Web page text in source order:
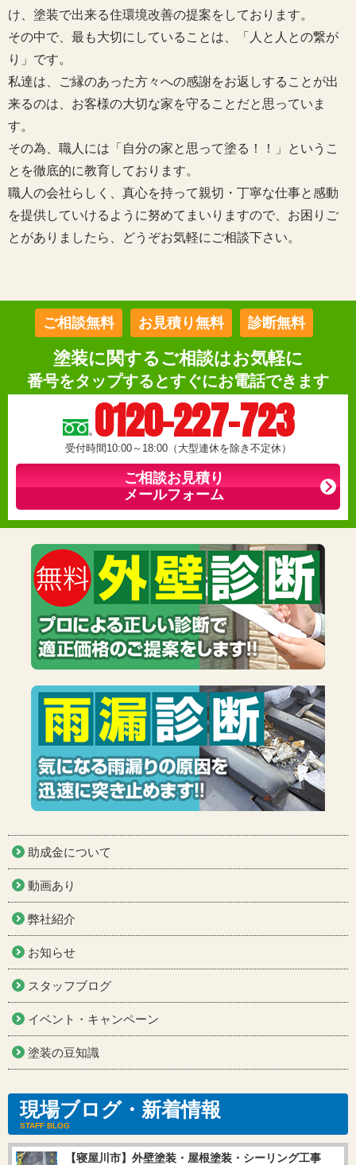
け、塗装で出来る住環境改善の提案をしております。
その中で、最も大切にしていることは、「人と人との繋が
り」です。
私達は、ご縁のあった方々への感謝をお返しすることが出
来るのは、お客様の大切な家を守ることだと思っていま
す。
その為、職人には「自分の家と思って塗る！！」というこ
とを徹底的に教育しております。
職人の会社らしく、真心を持って親切・丁寧な仕事と感動
を提供していけるように努めてまいりますので、お困りご
とがありましたら、どうぞお気軽にご相談下さい。
ご相談無料 お見積り無料 診断無料
塗装に関するご相談はお気軽に
番号をタップするとすぐにお電話できます
0120-227-723
受付時間10:00～18:00（大型連休を除き不定休）
ご相談お見積り
メールフォーム
助成金について
動画あり
弊社紹介
お知らせ
スタッフブログ
イベント・キャンペーン
塗装の豆知識
現場ブログ・新着情報
STAFF BLOG
【寝屋川市】外壁塗装・屋根塗装・シーリング工事